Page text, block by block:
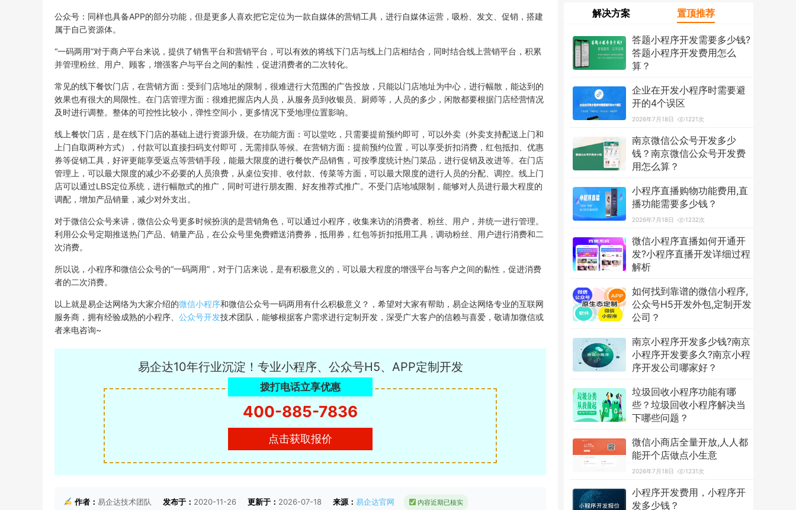
公众号：同样也具备APP的部分功能，但是更多人喜欢把它定位为一款自媒体的营销工具，进行自媒体运营，吸粉、发文、促销，搭建
属于自己资源体。
“一码两用”对于商户平台来说，提供了销售平台和营销平台，可以有效的将线下门店与线上门店相结合，同时结合线上营销平台，积累
并管理粉丝、用户、顾客，增强客户与平台之间的黏性，促进消费者的二次转化。
常见的线下餐饮门店，在营销方面：受到门店地址的限制，很难进行大范围的广告投放，只能以门店地址为中心，进行幅散，能达到的
效果也有很大的局限性。在门店管理方面：很难把握店内人员，从服务员到收银员、厨师等，人员的多少，闲散都要根据门店经营情况
及时进行调整。整体的可控性比较小，弹性空间小，更多情况下受地理位置影响。
线上餐饮门店，是在线下门店的基础上进行资源升级。在功能方面：可以堂吃，只需要提前预约即可，可以外卖（外卖支持配送上门和
上门自取两种方式），付款可以直接扫码支付即可，无需排队等候。在营销方面：提前预约位置，可以享受折扣消费，红包抵扣、优惠
券等促销工具，好评更能享受返点等营销手段，能最大限度的进行餐饮产品销售，可按季度统计热门菜品，进行促销及改进等。在门店
管理上，可以最大限度的减少不必要的人员浪费，从桌位安排、收付款、传菜等方面，可以最大限度的进行人员的分配、调控。线上门
店可以通过LBS定位系统，进行幅散式的推广，同时可进行朋友圈、好友推荐式推广。不受门店地域限制，能够对人员进行最大程度的
调配，增加产品销量，减少对外支出。
对于微信公众号来讲，微信公众号更多时候扮演的是营销角色，可以通过小程序，收集来访的消费者、粉丝、用户，并统一进行管理。
利用公众号定期推送热门产品、销量产品，在公众号里免费赠送消费券，抵用券，红包等折扣抵用工具，调动粉丝、用户进行消费和二
次消费。
所以说，小程序和微信公众号的“一码两用”，对于门店来说，是有积极意义的，可以最大程度的增强平台与客户之间的黏性，促进消费
者的二次消费。
以上就是易企达网络为大家介绍的微信小程序和微信公众号一码两用有什么积极意义？，希望对大家有帮助，易企达网络专业的互联网
服务商，拥有经验成熟的小程序、 公众号开发技术团队，能够根据客户需求进行定制开发，深受广大客户的信赖与喜爱，敬请加微信或
者来电咨询~
易企达10年行业沉淀！专业小程序、公众号H5、APP定制开发
拨打电话立享优惠
400-885-7836
点击获取报价
作者： 易企达技术团队 发布于： 2020-11-26 更新于： 2026-07-18 来源： 易企达官网 内容近期已核实
解决方案 置顶推荐
答题小程序开发需要多少钱?
答题小程序开发费用怎么
算？
企业在开发小程序时需要避
开的4个误区
2026年7月18日 1221次
南京微信公众号开发多少
钱？南京微信公众号开发费
用怎么算？
小程序直播购物功能费用,直
播功能需要多少钱？
2026年7月18日 1232次
微信小程序直播如何开通开
发?小程序直播开发详细过程
解析
如何找到靠谱的微信小程序,
公众号H5开发外包,定制开发
公司？
南京小程序开发多少钱?南京
小程序开发要多久?南京小程
序开发公司哪家好？
垃圾回收小程序功能有哪
些？垃圾回收小程序解决当
下哪些问题？
微信小商店全量开放,人人都
能开个店做点小生意
2026年7月18日 1231次
小程序开发费用，小程序开
发多少钱？